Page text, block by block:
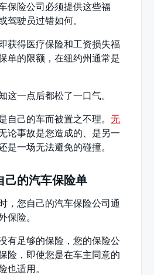
保险公司必须提供这些福
驾驶员过错如何。
获得医疗保险和工资损失福
单的限额，在纽约州通常是
这一点后都松了一口气。
自己的车而被置之不理。无
论事故是您造成的、是另一
是一场无法避免的碰撞。
己的汽车保险单
，您自己的汽车保险公司通
保险。
有足够的保险，您的保险公
险，即使您是在车主同意的
也适用。